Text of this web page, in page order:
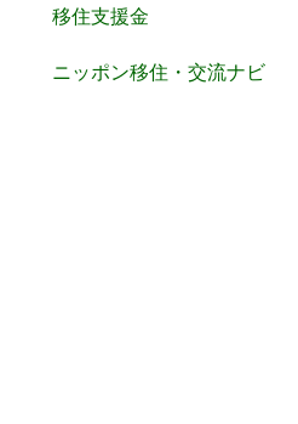
移住支援金
ニッポン移住・交流ナビ